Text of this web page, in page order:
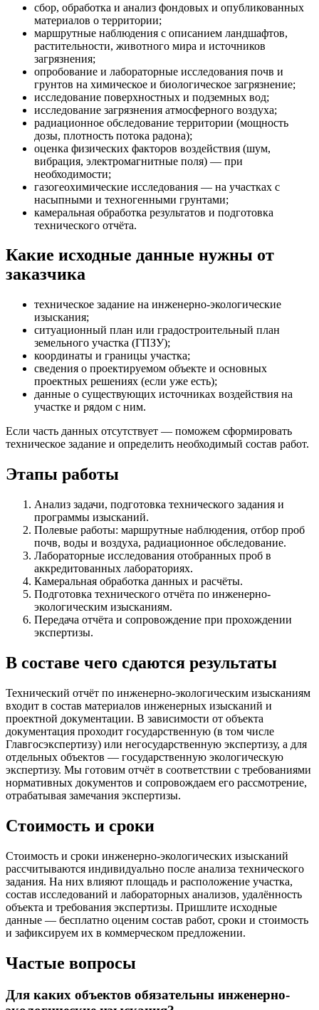
сбор, обработка и анализ фондовых и опубликованных
материалов о территории;
маршрутные наблюдения с описанием ландшафтов,
растительности, животного мира и источников
загрязнения;
опробование и лабораторные исследования почв и
грунтов на химическое и биологическое загрязнение;
исследование поверхностных и подземных вод;
исследование загрязнения атмосферного воздуха;
радиационное обследование территории (мощность
дозы, плотность потока радона);
оценка физических факторов воздействия (шум,
вибрация, электромагнитные поля) — при
необходимости;
газогеохимические исследования — на участках с
насыпными и техногенными грунтами;
камеральная обработка результатов и подготовка
технического отчёта.
Какие исходные данные нужны от
заказчика
техническое задание на инженерно-экологические
изыскания;
ситуационный план или градостроительный план
земельного участка (ГПЗУ);
координаты и границы участка;
сведения о проектируемом объекте и основных
проектных решениях (если уже есть);
данные о существующих источниках воздействия на
участке и рядом с ним.
Если часть данных отсутствует — поможем сформировать
техническое задание и определить необходимый состав работ.
Этапы работы
Анализ задачи, подготовка технического задания и
программы изысканий.
Полевые работы: маршрутные наблюдения, отбор проб
почв, воды и воздуха, радиационное обследование.
Лабораторные исследования отобранных проб в
аккредитованных лабораториях.
Камеральная обработка данных и расчёты.
Подготовка технического отчёта по инженерно-
экологическим изысканиям.
Передача отчёта и сопровождение при прохождении
экспертизы.
В составе чего сдаются результаты
Технический отчёт по инженерно-экологическим изысканиям
входит в состав материалов инженерных изысканий и
проектной документации. В зависимости от объекта
документация проходит государственную (в том числе
Главгосэкспертизу) или негосударственную экспертизу, а для
отдельных объектов — государственную экологическую
экспертизу. Мы готовим отчёт в соответствии с требованиями
нормативных документов и сопровождаем его рассмотрение,
отрабатывая замечания экспертизы.
Стоимость и сроки
Стоимость и сроки инженерно-экологических изысканий
рассчитываются индивидуально после анализа технического
задания. На них влияют площадь и расположение участка,
состав исследований и лабораторных анализов, удалённость
объекта и требования экспертизы. Пришлите исходные
данные — бесплатно оценим состав работ, сроки и стоимость
и зафиксируем их в коммерческом предложении.
Частые вопросы
Для каких объектов обязательны инженерно-